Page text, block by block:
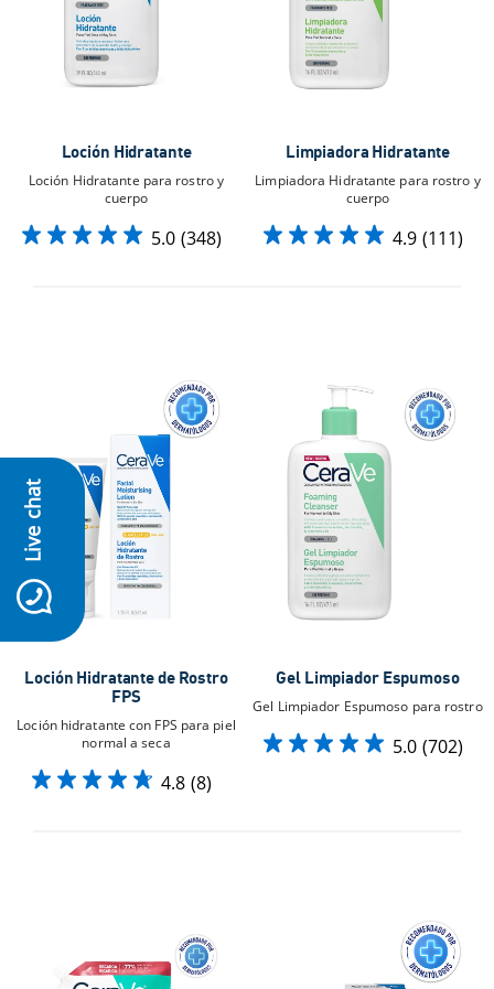
Live chat
icon-whatsapp
Loción Hidratante
Loción Hidratante para rostro y
cuerpo
5.0 (348)
Limpiadora Hidratante
Limpiadora Hidratante para rostro y
cuerpo​
4.9 (111)
Loción Hidratante de Rostro
FPS
Loción hidratante con FPS para piel
normal a seca
4.8 (8)
Gel Limpiador Espumoso
Gel Limpiador Espumoso para rostro
5.0 (702)